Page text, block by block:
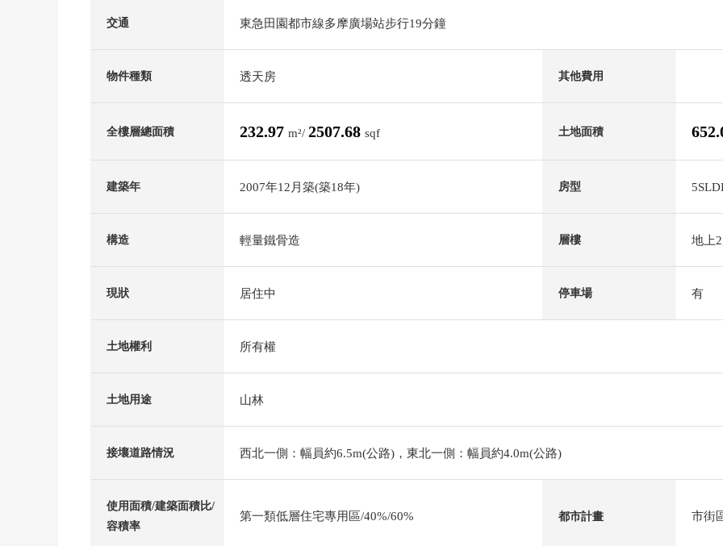
交通 東急田園都市線多摩廣場站步行19分鐘
物件種類 透天房 其他費用
全樓層總面積 232.97 m²/ 2507.68 sqf 土地面積
建築年 2007年12月築(築18年) 房型
構造 輕量鐵骨造 層樓 地上
現狀 居住中 停車場 有
土地權利 所有權
土地用途 山林
接壤道路情況 西北一側：幅員約6.5m(公路)，東北一側：幅員約4.0m(公路)
使用面積/建築面積比/
容積率
第一類低層住宅專用區/40%/60% 都市計畫 市街